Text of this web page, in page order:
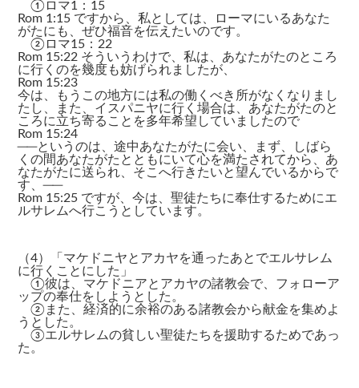
①ロマ1：15
Rom 1:15 ですから、私としては、ローマにいるあなた
がたにも、ぜひ福音を伝えたいのです。
②ロマ15：22
Rom 15:22 そういうわけで、私は、あなたがたのところ
に行くのを幾度も妨げられましたが、
Rom 15:23
今は、もうこの地方には私の働くべき所がなくなりまし
たし、また、イスパニヤに行く場合は、あなたがたのと
ころに立ち寄ることを多年希望していましたので
Rom 15:24
──というのは、途中あなたがたに会い、まず、しばら
くの間あなたがたとともにいて心を満たされてから、あ
なたがたに送られ、そこへ行きたいと望んでいるからで
す、──
Rom 15:25 ですが、今は、聖徒たちに奉仕するためにエ
ルサレムへ行こうとしています。
（4）「マケドニヤとアカヤを通ったあとでエルサレム
に行くことにした」
①彼は、マケドニアとアカヤの諸教会で、フォローア
ップの奉仕をしようとした。
②また、経済的に余裕のある諸教会から献金を集めよ
うとした。
③エルサレムの貧しい聖徒たちを援助するためであっ
た。